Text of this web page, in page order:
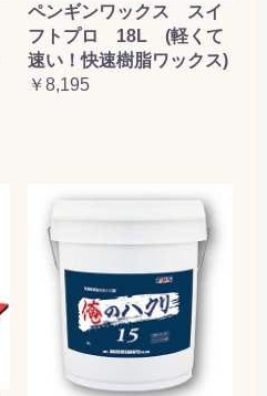
ペンギンワックス スイ
フトプロ 18L (軽くて
速い！快速樹脂ワックス)
￥8,195